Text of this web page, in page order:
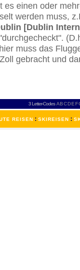
es einen oder
werden muss,
[Dublin
muss das
gebracht und
3 Letter-Codes ABCDEF
REISEN : SKIREISEN :